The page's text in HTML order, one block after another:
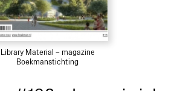
Library Material – magazine
Boekmanstichting